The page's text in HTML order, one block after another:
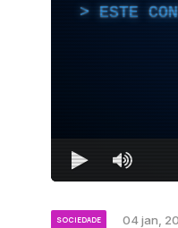
ESTE
SOCIEDADE 04 jan,